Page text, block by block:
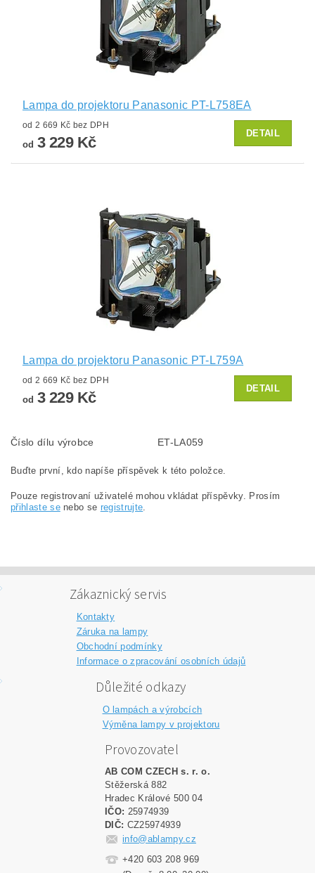
Lampa do projektoru Panasonic PT-L758EA
od 2 669 Kč bez DPH
od 3 229 Kč
DETAIL
Lampa do projektoru Panasonic PT-L759A
od 2 669 Kč bez DPH
od 3 229 Kč
DETAIL
Číslo dílu výrobce ET-LA059
Buďte první, kdo napíše příspěvek k této položce.
Pouze registrovaní uživatelé mohou vkládat příspěvky. Prosím
přihlaste senebo se registrujte.
Zákaznický servis
Kontakty
Záruka na lampy
Obchodní podmínky
Informace o zpracování osobních údajů
Důležité odkazy
O lampách a výrobcích
Výměna lampy v projektoru
Provozovatel
AB COM CZECH s. r. o.
Stěžerská 882
Hradec Králové 500 04
IČO: 25974939
DIČ: CZ25974939
info@ablampy.cz
+420 603 208 969